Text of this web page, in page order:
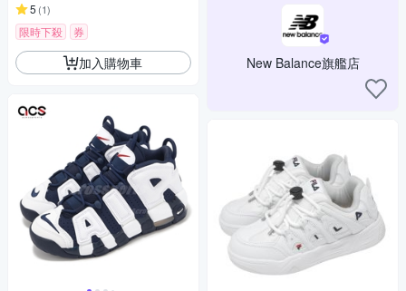
5 (1)
限時下殺 券
加入購物車 New Balance旗艦店